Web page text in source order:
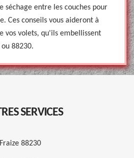
séchage entre les couches pour
Ces conseils vous aideront à
vos volets, qu'ils embellissent
88230.
SERVICES
88230